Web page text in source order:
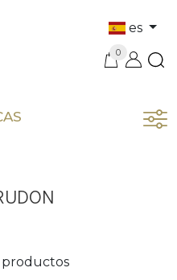
es
0
productos